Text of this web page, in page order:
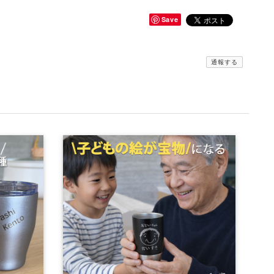
Save
通報する